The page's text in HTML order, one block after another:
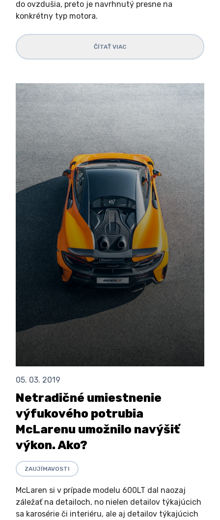
do ovzdušia, preto je navrhnutý presne na
konkrétny typ motora.
ČÍTAŤ VIAC
05. 03. 2019
Netradičné umiestnenie
výfukového potrubia
McLarenu umožnilo navýšiť
výkon. Ako?
ZAUJÍMAVOSTI
McLaren si v prípade modelu 600LT dal naozaj
záležať na detailoch, no nielen detailov týkajúcich
sa karosérie či interiéru, ale aj detailov týkajúcich